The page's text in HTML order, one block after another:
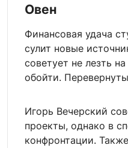
Овен
Финансовая удача
сулит новые
советует не лезть
обойти.
Игорь Вечерский
проекты, однако в
конфронтации.